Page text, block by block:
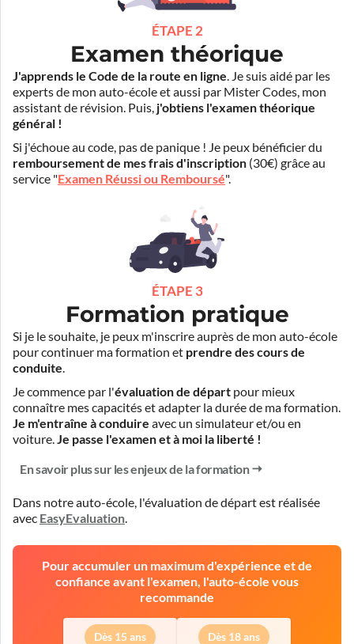
ÉTAPE 2
Examen théorique
J'apprends le Code de la route en ligne. Je suis aidé par les
experts de mon auto-école et aussi par Mister Codes, mon
assistant de révision. Puis, j'obtiens l'examen théorique
général !
Si j'échoue au code, pas de panique ! Je peux bénéficier du
remboursement de mes frais d'inscription (30€) grâce au
service "Examen Réussi ou Remboursé".
ÉTAPE 3
Formation pratique
Si je le souhaite, je peux m'inscrire auprès de mon auto-école
pour continuer ma formation et prendre des cours de
conduite.
Je commence par l'évaluation de départ pour mieux
connaître mes capacités et adapter la durée de ma formation.
Je m'entraîne à conduire avec un simulateur et/ou en
voiture.Je passe l'examen et à moi la liberté !
En savoir plus sur les enjeux de la formation
Dans notre auto-école, l'évaluation de départ est réalisée
avec EasyEvaluation.
Pour accumuler un maximum d'expérience et de
confiance avant l'examen, l'auto-école vous
recommande
Dès 15 ans Dès 18 ans